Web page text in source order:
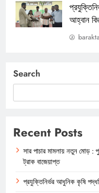
আহ্বান
Search
Recent Posts
সার পাচার মামলায় নতুন মোড়
ট্রাক বাজেয়াপ্ত
প্রযুক্তিনির্ভর আধুনিক কৃষি